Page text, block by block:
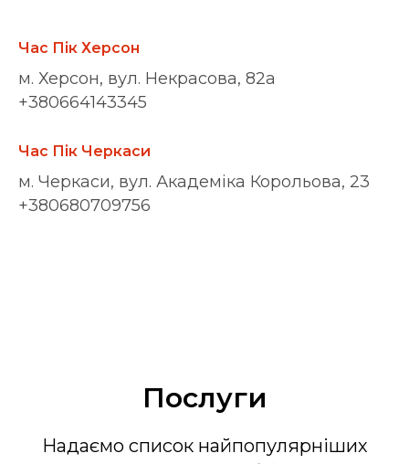
Час Пік Херсон
м. Херсон, вул. Некрасова, 82а
+380664143345
Час Пік Черкаси
м. Черкаси, вул. Академіка Корольова, 23
+380680709756
Послуги
Надаємо список найпопулярніших